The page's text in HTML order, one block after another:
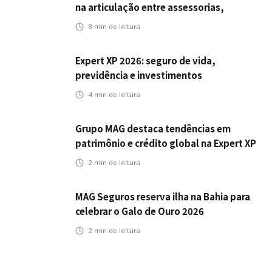
na articulação entre assessorias,
corretores e seguradoras
8 min de leitura
Expert XP 2026: seguro de vida,
previdência e investimentos
estabelecem uma nova agenda para a
4 min de leitura
Grupo MAG destaca tendências em
patrimônio e crédito global na Expert XP
20262 min de leitura
MAG Seguros reserva ilha na Bahia para
celebrar o Galo de Ouro 2026
2 min de leitura